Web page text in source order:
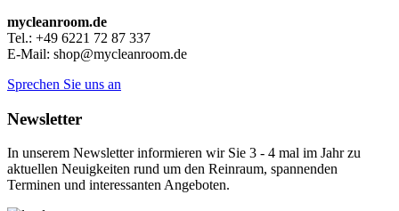
mycleanroom.de
Tel.: +49 6221 72 87 337
E-Mail: shop@mycleanroom.de
Sprechen Sie uns an
Newsletter
In unserem Newsletter informieren wir Sie 3 - 4 mal im Jahr zu
aktuellen Neuigkeiten rund um den Reinraum, spannenden
Terminen und interessanten Angeboten.